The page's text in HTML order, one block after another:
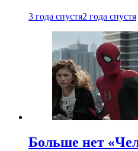
3 года спустя2 года спустя
Больше нет